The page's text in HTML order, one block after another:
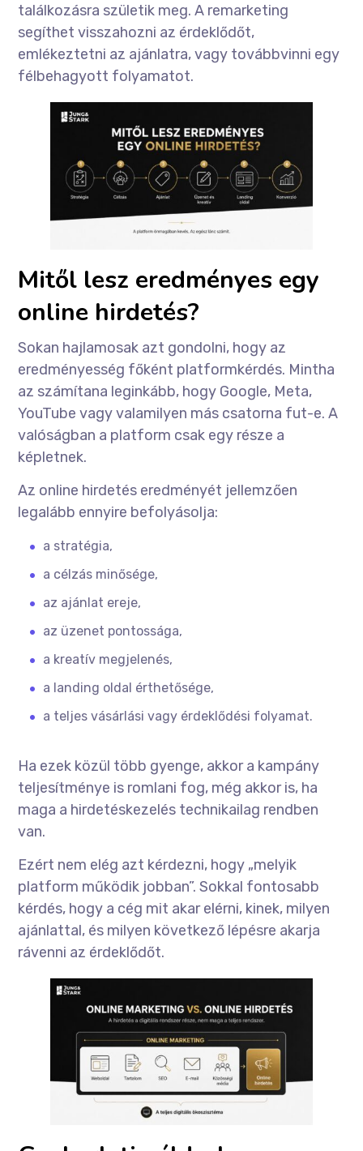
találkozásra születik meg. A remarketing
segíthet visszahozni az érdeklődőt,
emlékeztetni az ajánlatra, vagy továbbvinni egy
félbehagyott folyamatot.
Mitől lesz eredményes egy
online hirdetés?
Sokan hajlamosak azt gondolni, hogy az
eredményesség főként platformkérdés. Mintha
az számítana leginkább, hogy Google, Meta,
YouTube vagy valamilyen más csatorna fut-e. A
valóságban a platform csak egy része a
képletnek.
Az online hirdetés eredményét jellemzően
legalább ennyire befolyásolja:
a stratégia,
a célzás minősége,
az ajánlat ereje,
az üzenet pontossága,
a kreatív megjelenés,
a landing oldal érthetősége,
a teljes vásárlási vagy érdeklődési folyamat.
Ha ezek közül több gyenge, akkor a kampány
teljesítménye is romlani fog, még akkor is, ha
maga a hirdetéskezelés technikailag rendben
van.
Ezért nem elég azt kérdezni, hogy „melyik
platform működik jobban”. Sokkal fontosabb
kérdés, hogy a cég mit akar elérni, kinek, milyen
ajánlattal, és milyen következő lépésre akarja
rávenni az érdeklődőt.